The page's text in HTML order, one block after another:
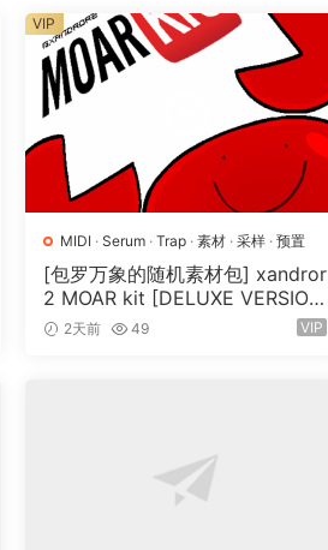
MIDI · Serum· Trap· 素材· 采样· 预置
[包罗万象的随机素材包] xandror
2 MOAR kit [DELUXE VERSIO
N] [WAV, MiDi]（3.1GB）
2天前 49 VIP
VIP